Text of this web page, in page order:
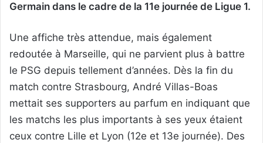
Germain dans le cadre de la 11e journée de Ligue 1.
Une affiche très attendue, mais également
redoutée à Marseille, qui ne parvient plus à battre
le PSG depuis tellement d’années. Dès la fin du
match contre Strasbourg, André Villas-Boas
mettait ses supporters au parfum en indiquant que
les matchs les plus importants à ses yeux étaient
ceux contre Lille et Lyon (12e et 13e journée). Des